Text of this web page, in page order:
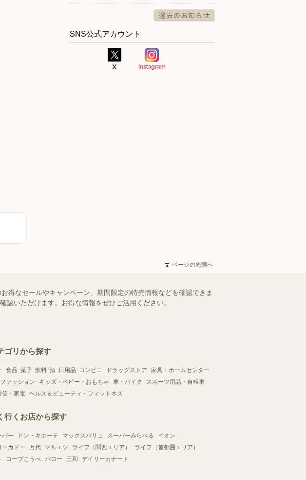
SNS公式アカウント
ページの先頭へ
得なセールやキャンペーン、期間限定の特売情報などを確認できま
いただけます。お得な情報をぜひご活用ください。
ゴリから探す
食品･菓子･飲料･酒･日用品･コンビニ ドラッグストア
家具・ホームセンター
ファッション キッズ・ベビー・おもちゃ 車・バイク
スポーツ用品・自転車
信・家電 ヘルス＆ビューティ・フィットネス
行くお店から探す
パー ドン・キホーテ マックスバリュ スーパーみらべる
イオン
ーカドー
万代 マルエツ ライフ（関西エリア）
ライフ（首都圏エリア）
コープこうべ バロー 三和 デイリーカナート